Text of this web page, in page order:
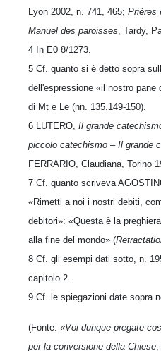
Lyon 2002, n. 741, 465; Prières
Manuel des paroisses, Tardy,
4 In E0 8/1273.
5 Cf. quanto si è detto sopra
dell'espressione «il nostro
di Mt e Le (nn. 135.149-150).
6 LUTERO, Il grande
piccolo catechismo – Il grande
FERRARIO, Claudiana, Torino
7 Cf. quanto scriveva
«Rimetti a noi i nostri debiti,
debitori»: «Questa è la
alla fine del mondo» (
8 Cf. gli esempi dati sotto, n.
capitolo 2.
9 Cf. le spiegazioni date sopra
(Fonte: «Voi dunque pregate
per la conversione della Chiese,